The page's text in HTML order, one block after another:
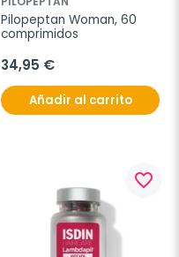
Pilopeptan Woman, 60
comprimidos
34,95 €
Añadir al carrito
favorite_border